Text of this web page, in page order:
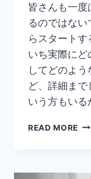
皆さんも一度
るのではな
らスタート
いち実際にど
してどのよ
ど、詳細ま
いう方もいる
READ MORE 【イ
ス